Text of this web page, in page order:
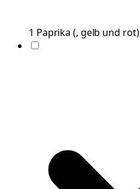
1 Paprika (, gelb und rot)